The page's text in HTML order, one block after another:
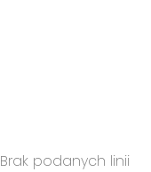
Brak podanych linii